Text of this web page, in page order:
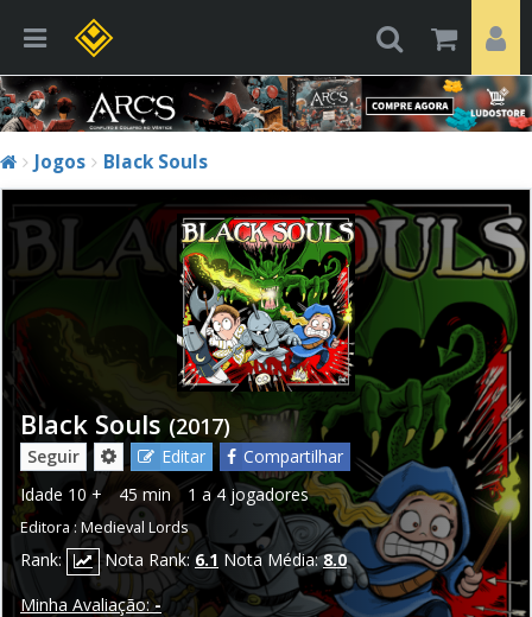
Jogos Black Souls
Black Souls (2017)
Seguir Editar
Compartilhar
Idade 10 + 45 min 1 a 4 jogadores
Editora : Medieval Lords
Rank: Nota Rank: 6.1 Nota Média:8.0
Minha Avaliação:-